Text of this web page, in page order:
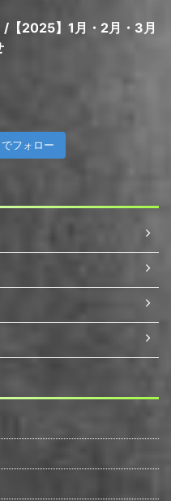
/【2025】1月・2月・3月
フォロー